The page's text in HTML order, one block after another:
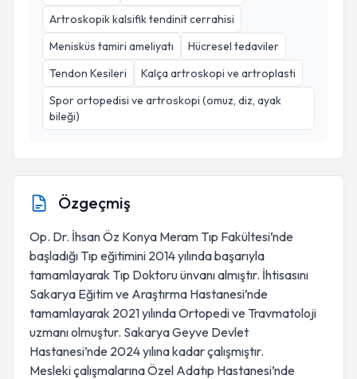
Artroskopik kalsifik tendinit cerrahisi
Menisküs tamiri ameliyatı
Hücresel tedaviler
Tendon Kesileri
Kalça artroskopi ve artroplasti
Spor ortopedisi ve artroskopi (omuz, diz, ayak
bileği)
Özgeçmiş
Op. Dr. İhsan Öz Konya Meram Tıp Fakültesi’nde
başladığı Tıp eğitimini 2014 yılında başarıyla
tamamlayarak Tıp Doktoru ünvanı almıştır. İhtisasını
Sakarya Eğitim ve Araştırma Hastanesi’nde
tamamlayarak 2021 yılında Ortopedi ve Travmatoloji
uzmanı olmuştur. Sakarya Geyve Devlet
Hastanesi’nde 2024 yılına kadar çalışmıştır.
Mesleki çalışmalarına Özel Adatıp Hastanesi’nde